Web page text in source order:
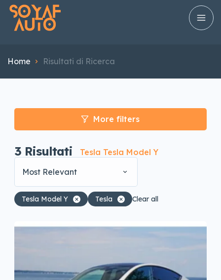
Home Risultati di Ricerca
More filters
3 Risultati
Tesla Tesla Model Y
Most Relevant
Tesla Model Y Tesla Clear all